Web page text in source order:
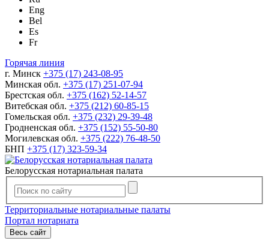
Eng
Bel
Es
Fr
Горячая линия
г. Минск +375 (17) 243-08-95
Минская обл. +375 (17) 251-07-94
Брестская обл. +375 (162) 52-14-57
Витебская обл. +375 (212) 60-85-15
Гомельская обл. +375 (232) 29-39-48
Гродненская обл. +375 (152) 55-50-80
Могилевская обл. +375 (222) 76-48-50
БНП +375 (17) 323-59-34
Белорусская нотариальная палата
Территориальные нотариальные палаты
Портал нотариата
Весь сайт